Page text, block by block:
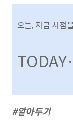
오늘, 지금 시점
#알아두기